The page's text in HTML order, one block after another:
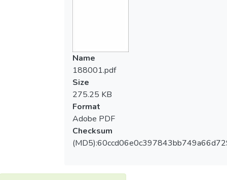
Name
188001.pdf
Size
275.25 KB
Format
Adobe PDF
Checksum